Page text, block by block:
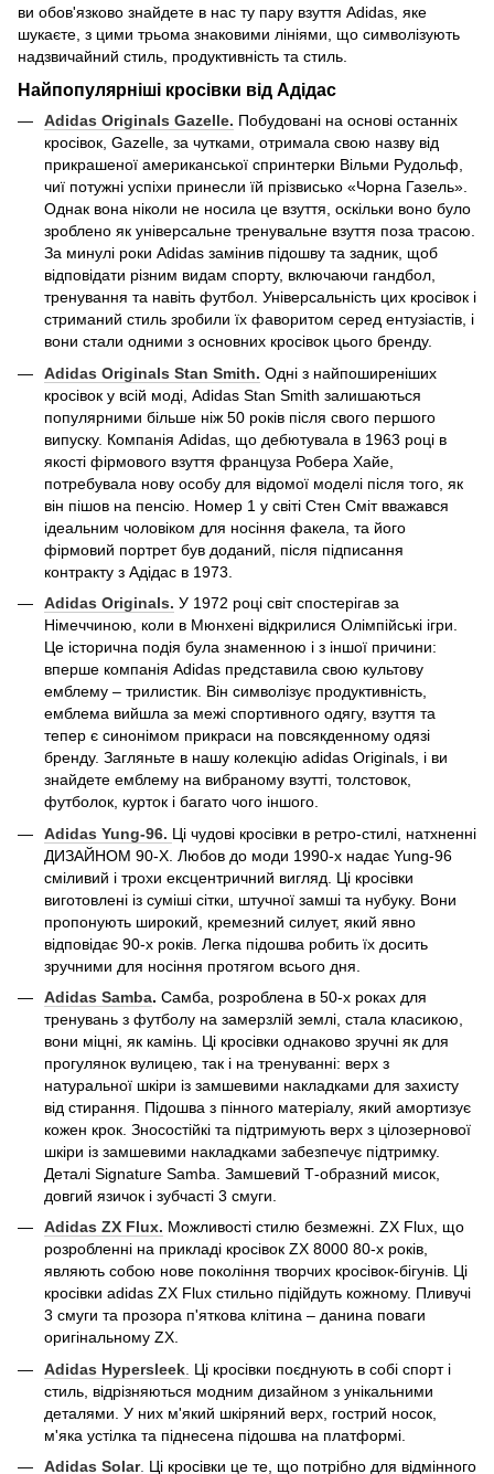
ви обов'язково знайдете в нас ту пару взуття Adidas, яке
шукаєте, з цими трьома знаковими лініями, що символізують
надзвичайний стиль, продуктивність та стиль.
Найпопулярніші кросівки від Адідас
Adidas Originals Gazelle. Побудовані на основі останніх
кросівок, Gazelle, за чутками, отримала свою назву від
прикрашеної американської спринтерки Вільми Рудольф,
чиї потужні успіхи принесли їй прізвисько «Чорна Газель».
Однак вона ніколи не носила це взуття, оскільки воно було
зроблено як універсальне тренувальне взуття поза трасою.
За минулі роки Adidas замінив підошву та задник, щоб
відповідати різним видам спорту, включаючи гандбол,
тренування та навіть футбол. Універсальність цих кросівок і
стриманий стиль зробили їх фаворитом серед ентузіастів, і
вони стали одними з основних кросівок цього бренду.
Adidas Originals Stan Smith. Одні з найпоширеніших
кросівок у всій моді, Adidas Stan Smith залишаються
популярними більше ніж 50 років після свого першого
випуску. Компанія Adidas, що дебютувала в 1963 році в
якості фірмового взуття француза Робера Хайе,
потребувала нову особу для відомої моделі після того, як
він пішов на пенсію. Номер 1 у світі Стен Сміт вважався
ідеальним чоловіком для носіння факела, та його
фірмовий портрет був доданий, після підписання
контракту з Адідас в 1973.
Adidas Originals. У 1972 році світ спостерігав за
Німеччиною, коли в Мюнхені відкрилися Олімпійські ігри.
Це історична подія була знаменною і з іншої причини:
вперше компанія Adidas представила свою культову
емблему – трилистик. Він символізує продуктивність,
емблема вийшла за межі спортивного одягу, взуття та
тепер є синонімом прикраси на повсякденному одязі
бренду. Загляньте в нашу колекцію adidas Originals, і ви
знайдете емблему на вибраному взутті, толстовок,
футболок, курток і багато чого іншого.
Adidas Yung-96. Ці чудові кросівки в ретро-стилі, натхненні
ДИЗАЙНОМ 90-Х. Любов до моди 1990-х надає Yung-96
сміливий і трохи ексцентричний вигляд. Ці кросівки
виготовлені із суміші сітки, штучної замші та нубуку. Вони
пропонують широкий, кремезний силует, який явно
відповідає 90-х років. Легка підошва робить їх досить
зручними для носіння протягом всього дня.
Adidas Samba. Самба, розроблена в 50-х роках для
тренувань з футболу на замерзлій землі, стала класикою,
вони міцні, як камінь. Ці кросівки однаково зручні як для
прогулянок вулицею, так і на тренуванні: верх з
натуральної шкіри із замшевими накладками для захисту
від стирання. Підошва з пінного матеріалу, який амортизує
кожен крок. Зносостійкі та підтримують верх з цілозернової
шкіри із замшевими накладками забезпечує підтримку.
Деталі Signature Samba. Замшевий Т-образний мисок,
довгий язичок і зубчасті 3 смуги.
Adidas ZX Flux. Можливості стилю безмежні. ZX Flux, що
розробленні на прикладі кросівок ZX 8000 80-х років,
являють собою нове покоління творчих кросівок-бігунів. Ці
кросівки adidas ZX Flux стильно підійдуть кожному. Пливучі
3 смуги та прозора п'яткова клітина – данина поваги
оригінальному ZX.
Adidas Hypersleek Ці кросівки поєднують в собі спорт і
стиль, відрізняються модним дизайном з унікальними
деталями. У них м'який шкіряний верх, гострий носок,
м'яка устілка та піднесена підошва на платформі.
Adidas Solar. Ці кросівки це те, що потрібно для відмінного